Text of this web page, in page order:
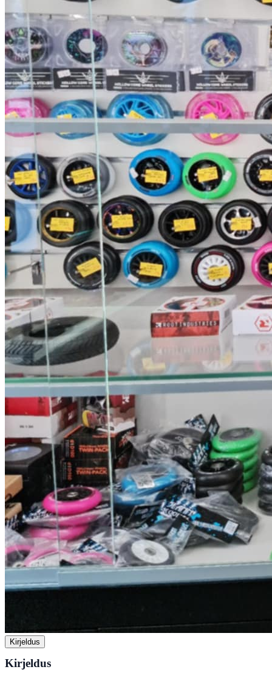
Kirjeldus
Kirjeldus